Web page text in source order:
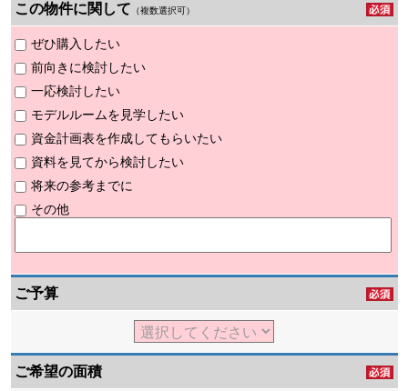
この物件に関して （複数選択可）
ぜひ購入したい
前向きに検討したい
一応検討したい
モデルルームを見学したい
資金計画表を作成してもらいたい
資料を見てから検討したい
将来の参考までに
その他
ご予算
ご希望の面積